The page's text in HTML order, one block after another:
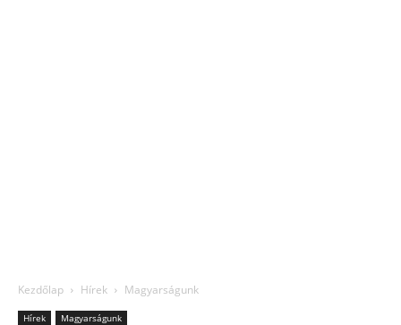
Kezdőlap Hírek Magyarságunk
Hírek Magyarságunk